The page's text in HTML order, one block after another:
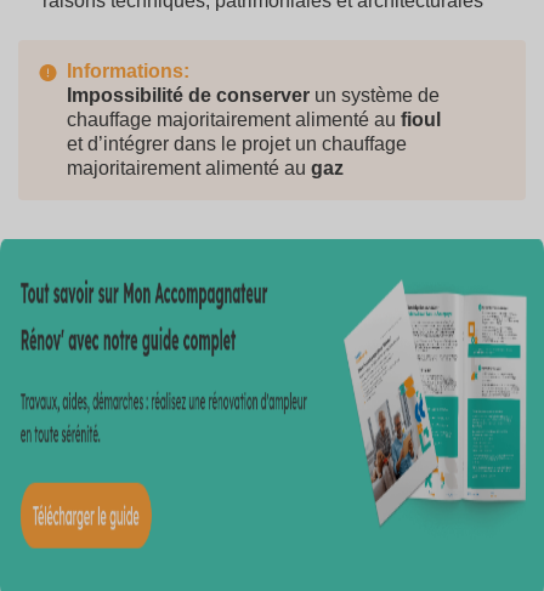
Informations:
Impossibilité de conserver un système de
chauffage majoritairement alimenté au fioul
et d’intégrer dans le projet un chauffage
majoritairement alimenté au gaz